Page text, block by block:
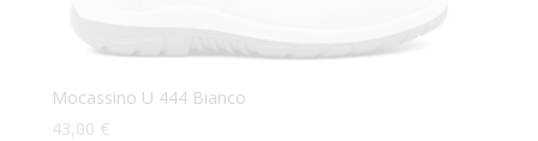
Mocassino U 444 Bianco
43,00 €